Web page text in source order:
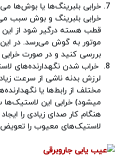
خرابی بلبرینگ‌ها یا بوش‌ها
خرابی بلبرینگ و بوش سبب
قطب هسته درگیر شود از
موتور به گوش می‌رسد. در
بررسی کنید و در صورت
خراب شدن نگهدارنده‌های
لرزش بدنه ناشی از سرعت
مختلف از رابط‌ها یا
میشود) خرابی این
هنگام کار صدای زیادی را
لاستیک‌های معیوب را